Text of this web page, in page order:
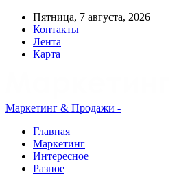
Пятница, 7 августа, 2026
Контакты
Лента
Карта
Маркетинг & Продажи -
Главная
Маркетинг
Интересное
Разное